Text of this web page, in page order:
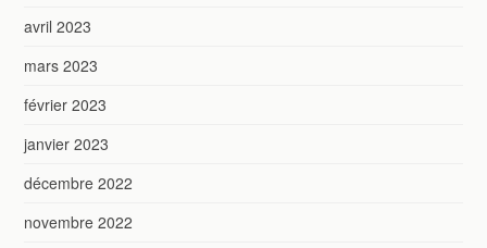
avril 2023
mars 2023
février 2023
janvier 2023
décembre 2022
novembre 2022